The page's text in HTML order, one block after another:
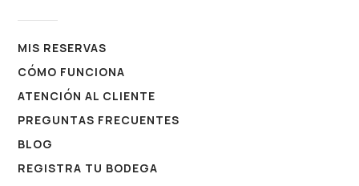
MIS RESERVAS
CÓMO FUNCIONA
ATENCIÓN AL CLIENTE
PREGUNTAS FRECUENTES
BLOG
REGISTRA TU BODEGA